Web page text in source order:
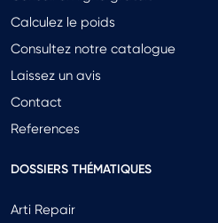
Calculez le poids
Consultez notre catalogue
Laissez un avis
Contact
References
DOSSIERS THÉMATIQUES
Arti Repair